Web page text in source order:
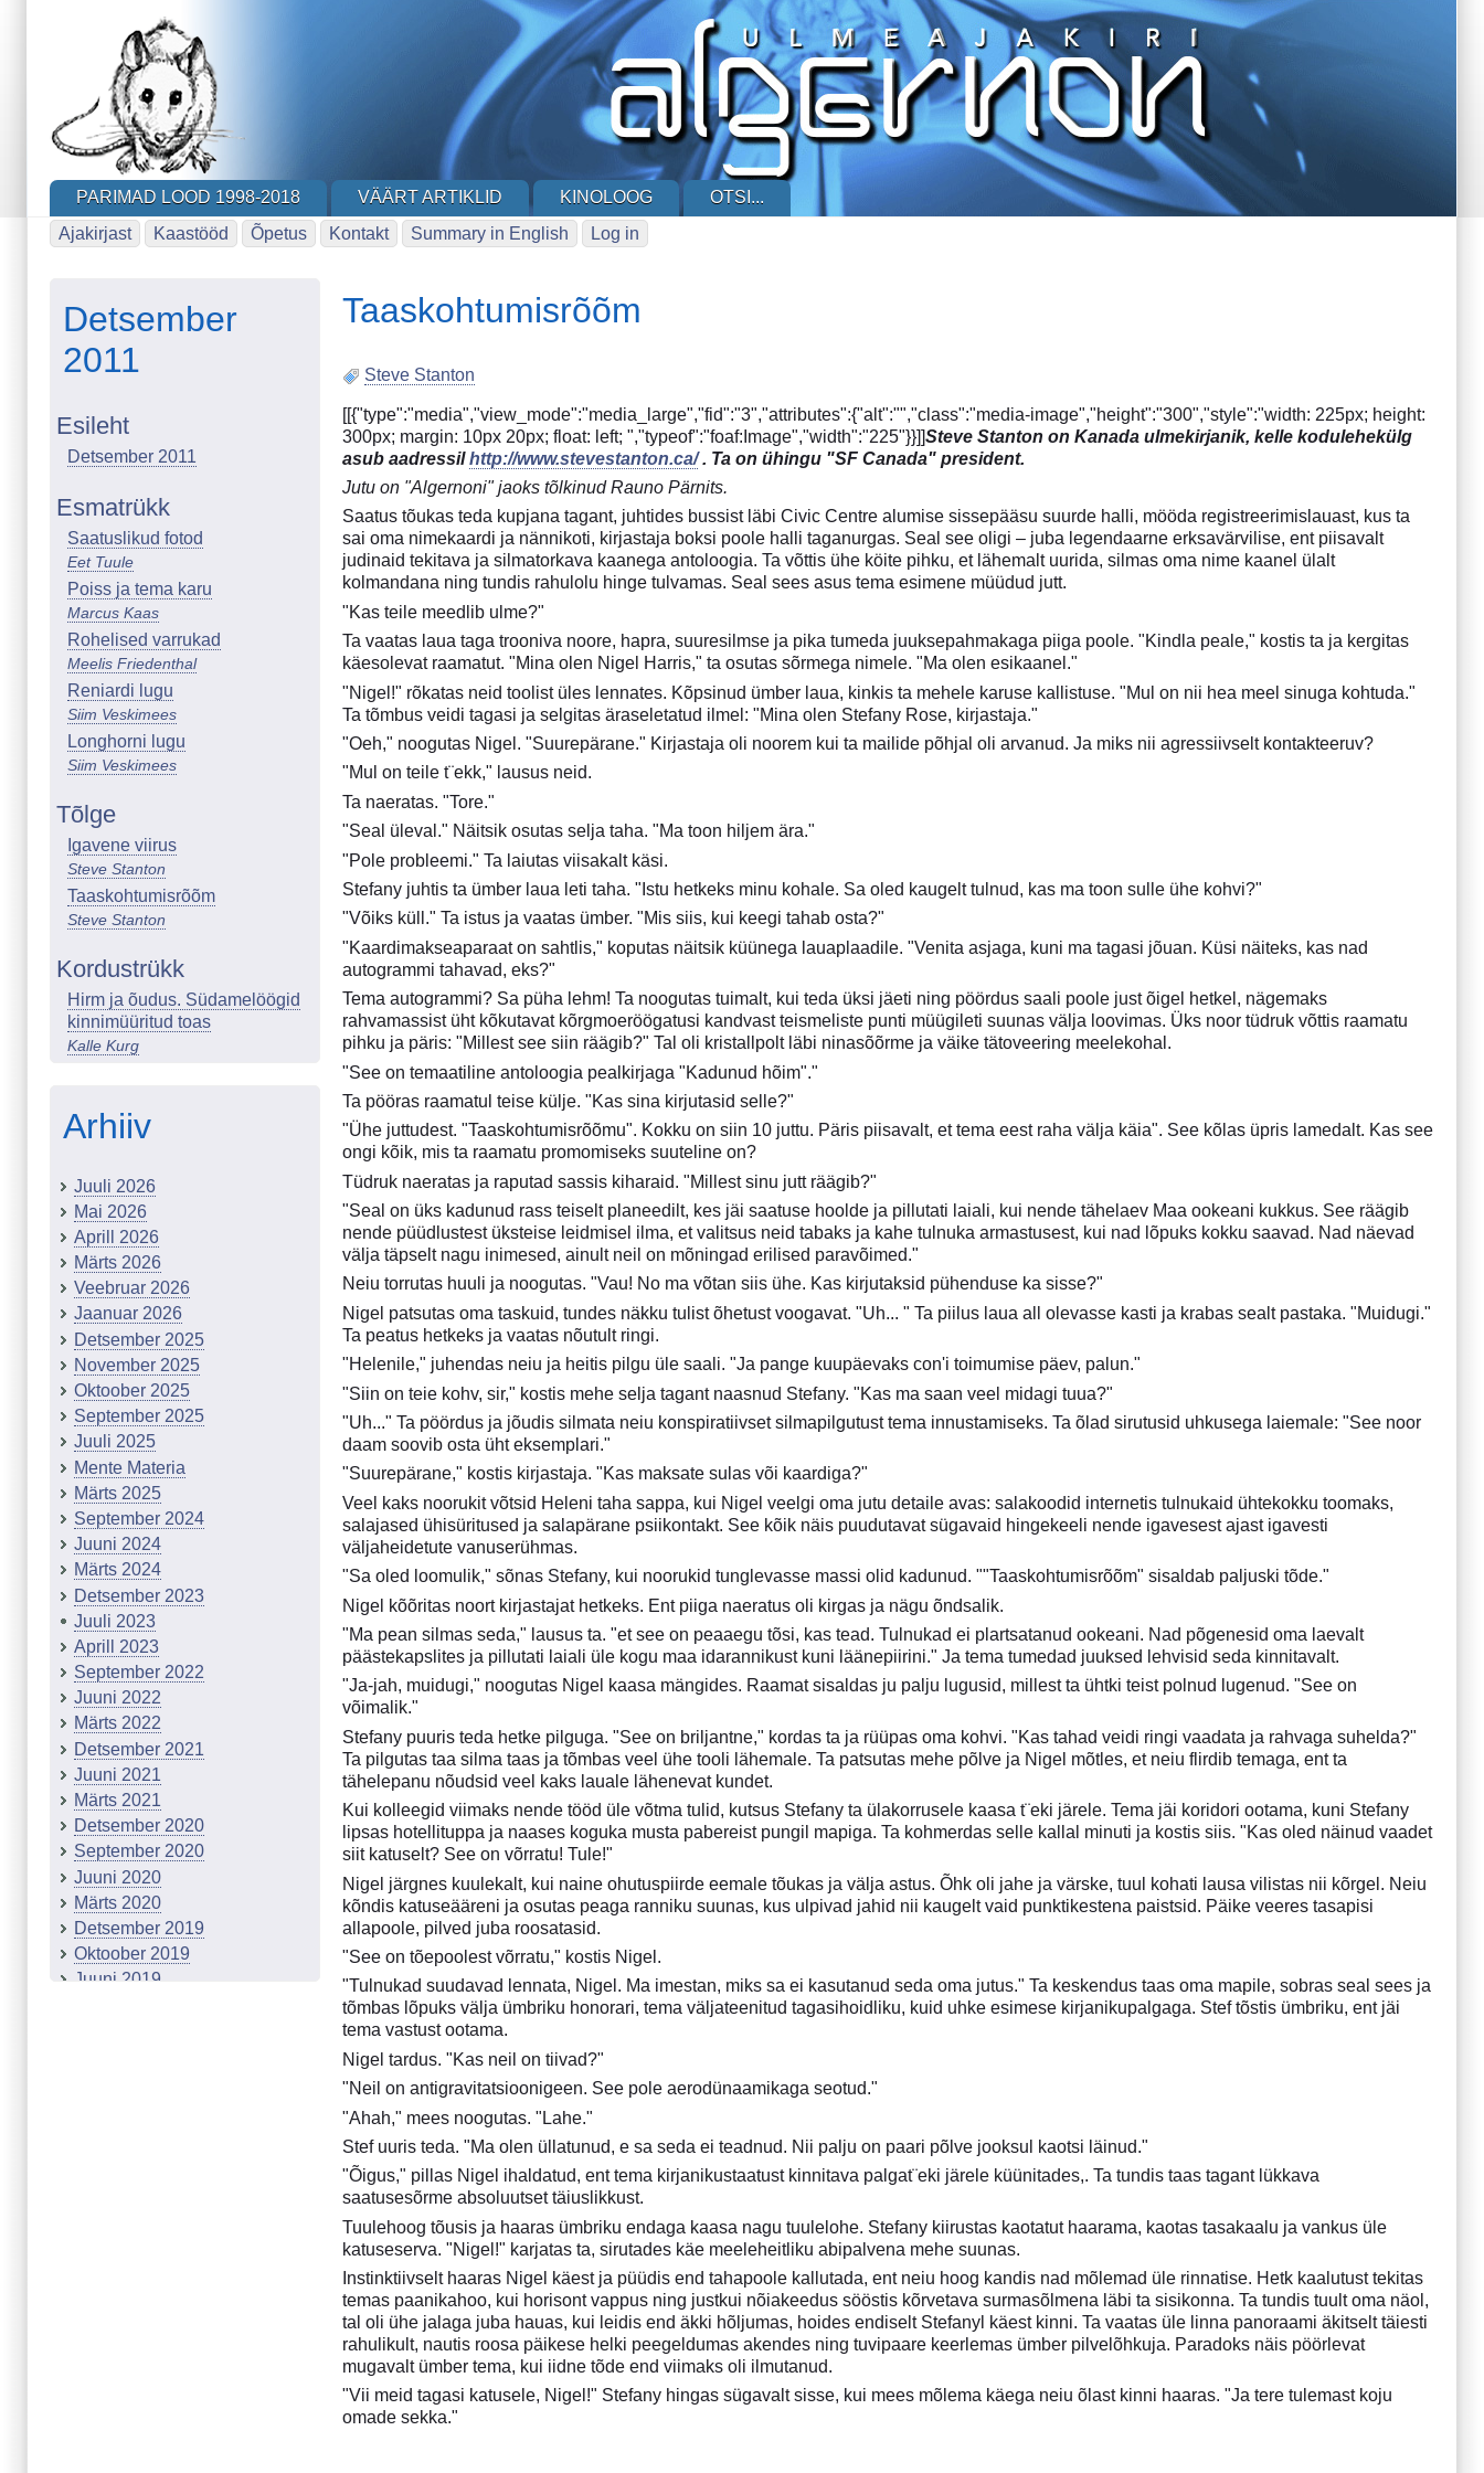
PARIMAD LOOD 1998-2018 VÄÄRT ARTIKLID KINOLOOG
OTSI...
Ajakirjast
Kaastööd Õpetus Kontakt Summary in English Log in
Detsember
2011
Esileht
Detsember 2011
Esmatrükk
Saatuslikud fotod
Eet Tuule
Poiss ja tema karu
Marcus Kaas
Rohelised varrukad
Meelis Friedenthal
Reniardi lugu
Siim Veskimees
Longhorni lugu
Siim Veskimees
Tõlge
Igavene viirus
Steve Stanton
Taaskohtumisrõõm
Steve Stanton
Kordustrükk
Hirm ja õudus. Südamelöögid
kinnimüüritud toas
Kalle Kurg
Arhiiv
Juuli 2026
Mai 2026
Aprill 2026
Märts 2026
Veebruar 2026
Jaanuar 2026
Detsember 2025
November 2025
Oktoober 2025
September 2025
Juuli 2025
Mente Materia
Märts 2025
September 2024
Juuni 2024
Märts 2024
Detsember 2023
Juuli 2023
Aprill 2023
September 2022
Juuni 2022
Märts 2022
Detsember 2021
Juuni 2021
Märts 2021
Detsember 2020
September 2020
Juuni 2020
Märts 2020
Detsember 2019
Oktoober 2019
Juuni 2019
Taaskohtumisrõõm
Steve Stanton
[[{"type":"media","view_mode":"media_large","fid":"3","attributes":{"alt":"","class":"media-image","height":"300","style":"width: 225px; height:
300px; margin: 10px 20px; float: left; ","typeof":"foaf:Image","width":"225"}}]]Steve Stanton on Kanada ulmekirjanik, kelle kodulehekülg
asub aadressilhttp://www.stevestanton.ca/. Ta on ühingu "SF Canada" president.
Jutu on "Algernoni" jaoks tõlkinud Rauno Pärnits.
Saatus tõukas teda kupjana tagant, juhtides bussist läbi Civic Centre alumise sissepääsu suurde halli, mööda registreerimislauast, kus ta
sai oma nimekaardi ja nännikoti, kirjastaja boksi poole halli taganurgas. Seal see oligi – juba legendaarne erksavärvilise, ent piisavalt
judinaid tekitava ja silmatorkava kaanega antoloogia. Ta võttis ühe köite pihku, et lähemalt uurida, silmas oma nime kaanel ülalt
kolmandana ning tundis rahulolu hinge tulvamas. Seal sees asus tema esimene müüdud jutt.
"Kas teile meedlib ulme?"
Ta vaatas laua taga trooniva noore, hapra, suuresilmse ja pika tumeda juuksepahmakaga piiga poole. "Kindla peale," kostis ta ja kergitas
käesolevat raamatut. "Mina olen Nigel Harris," ta osutas sõrmega nimele. "Ma olen esikaanel."
"Nigel!" rõkatas neid toolist üles lennates. Kõpsinud ümber laua, kinkis ta mehele karuse kallistuse. "Mul on nii hea meel sinuga kohtuda."
Ta tõmbus veidi tagasi ja selgitas äraseletatud ilmel: "Mina olen Stefany Rose, kirjastaja."
"Oeh," noogutas Nigel. "Suurepärane." Kirjastaja oli noorem kui ta mailide põhjal oli arvanud. Ja miks nii agressiivselt kontakteeruv?
"Mul on teile t¨ekk," lausus neid.
Ta naeratas. "Tore."
"Seal üleval." Näitsik osutas selja taha. "Ma toon hiljem ära."
"Pole probleemi." Ta laiutas viisakalt käsi.
Stefany juhtis ta ümber laua leti taha. "Istu hetkeks minu kohale. Sa oled kaugelt tulnud, kas ma toon sulle ühe kohvi?"
"Võiks küll." Ta istus ja vaatas ümber. "Mis siis, kui keegi tahab osta?"
"Kaardimakseaparaat on sahtlis," koputas näitsik küünega lauaplaadile. "Venita asjaga, kuni ma tagasi jõuan. Küsi näiteks, kas nad
autogrammi tahavad, eks?"
Tema autogrammi? Sa püha lehm! Ta noogutas tuimalt, kui teda üksi jäeti ning pöördus saali poole just õigel hetkel, nägemaks
rahvamassist üht kõkutavat kõrgmoeröögatusi kandvast teismeliste punti müügileti suunas välja loovimas. Üks noor tüdruk võttis raamatu
pihku ja päris: "Millest see siin räägib?" Tal oli kristallpolt läbi ninasõõrme ja väike tätoveering meelekohal.
"See on temaatiline antoloogia pealkirjaga "Kadunud hõim"."
Ta pööras raamatul teise külje. "Kas sina kirjutasid selle?"
"Ühe juttudest. "Taaskohtumisrõõmu". Kokku on siin 10 juttu. Päris piisavalt, et tema eest raha välja käia". See kõlas üpris lamedalt. Kas see
ongi kõik, mis ta raamatu promomiseks suuteline on?
Tüdruk naeratas ja raputad sassis kiharaid. "Millest sinu jutt räägib?"
"Seal on üks kadunud rass teiselt planeedilt, kes jäi saatuse hoolde ja pillutati laiali, kui nende tähelaev Maa ookeani kukkus. See räägib
nende püüdlustest üksteise leidmisel ilma, et valitsus neid tabaks ja kahe tulnuka armastusest, kui nad lõpuks kokku saavad. Nad näevad
välja täpselt nagu inimesed, ainult neil on mõningad erilised paravõimed."
Neiu torrutas huuli ja noogutas. "Vau! No ma võtan siis ühe. Kas kirjutaksid pühenduse ka sisse?"
Nigel patsutas oma taskuid, tundes näkku tulist õhetust voogavat. "Uh... " Ta piilus laua all olevasse kasti ja krabas sealt pastaka. "Muidugi."
Ta peatus hetkeks ja vaatas nõutult ringi.
"Helenile," juhendas neiu ja heitis pilgu üle saali. "Ja pange kuupäevaks con'i toimumise päev, palun."
"Siin on teie kohv, sir," kostis mehe selja tagant naasnud Stefany. "Kas ma saan veel midagi tuua?"
"Uh..." Ta pöördus ja jõudis silmata neiu konspiratiivset silmapilgutust tema innustamiseks. Ta õlad sirutusid uhkusega laiemale: "See noor
daam soovib osta üht eksemplari."
"Suurepärane," kostis kirjastaja. "Kas maksate sulas või kaardiga?"
Veel kaks noorukit võtsid Heleni taha sappa, kui Nigel veelgi oma jutu detaile avas: salakoodid internetis tulnukaid ühtekokku toomaks,
salajased ühisüritused ja salapärane psiikontakt. See kõik näis puudutavat sügavaid hingekeeli nende igavesest ajast igavesti
väljaheidetute vanuserühmas.
"Sa oled loomulik," sõnas Stefany, kui noorukid tunglevasse massi olid kadunud. ""Taaskohtumisrõõm" sisaldab paljuski tõde."
Nigel kõõritas noort kirjastajat hetkeks. Ent piiga naeratus oli kirgas ja nägu õndsalik.
"Ma pean silmas seda," lausus ta. "et see on peaaegu tõsi, kas tead. Tulnukad ei plartsatanud ookeani. Nad põgenesid oma laevalt
päästekapslites ja pillutati laiali üle kogu maa idarannikust kuni läänepiirini." Ja tema tumedad juuksed lehvisid seda kinnitavalt.
"Ja-jah, muidugi," noogutas Nigel kaasa mängides. Raamat sisaldas ju palju lugusid, millest ta ühtki teist polnud lugenud. "See on
võimalik."
Stefany puuris teda hetke pilguga. "See on briljantne," kordas ta ja rüüpas oma kohvi. "Kas tahad veidi ringi vaadata ja rahvaga suhelda?"
Ta pilgutas taa silma taas ja tõmbas veel ühe tooli lähemale. Ta patsutas mehe põlve ja Nigel mõtles, et neiu flirdib temaga, ent ta
tähelepanu nõudsid veel kaks lauale lähenevat kundet.
Kui kolleegid viimaks nende tööd üle võtma tulid, kutsus Stefany ta ülakorrusele kaasa t¨eki järele. Tema jäi koridori ootama, kuni Stefany
lipsas hotellituppa ja naases koguka musta pabereist pungil mapiga. Ta kohmerdas selle kallal minuti ja kostis siis. "Kas oled näinud vaadet
siit katuselt? See on võrratu! Tule!"
Nigel järgnes kuulekalt, kui naine ohutuspiirde eemale tõukas ja välja astus. Õhk oli jahe ja värske, tuul kohati lausa vilistas nii kõrgel. Neiu
kõndis katuseääreni ja osutas peaga ranniku suunas, kus ulpivad jahid nii kaugelt vaid punktikestena paistsid. Päike veeres tasapisi
allapoole, pilved juba roosatasid.
"See on tõepoolest võrratu," kostis Nigel.
"Tulnukad suudavad lennata, Nigel. Ma imestan, miks sa ei kasutanud seda oma jutus." Ta keskendus taas oma mapile, sobras seal sees ja
tõmbas lõpuks välja ümbriku honorari, tema väljateenitud tagasihoidliku, kuid uhke esimese kirjanikupalgaga. Stef tõstis ümbriku, ent jäi
tema vastust ootama.
Nigel tardus. "Kas neil on tiivad?"
"Neil on antigravitatsioonigeen. See pole aerodünaamikaga seotud."
"Ahah," mees noogutas. "Lahe."
Stef uuris teda. "Ma olen üllatunud, e sa seda ei teadnud. Nii palju on paari põlve jooksul kaotsi läinud."
"Õigus," pillas Nigel ihaldatud, ent tema kirjanikustaatust kinnitava palgat¨eki järele küünitades,. Ta tundis taas tagant lükkava
saatusesõrme absoluutset täiuslikkust.
Tuulehoog tõusis ja haaras ümbriku endaga kaasa nagu tuulelohe. Stefany kiirustas kaotatut haarama, kaotas tasakaalu ja vankus üle
katuseserva. "Nigel!" karjatas ta, sirutades käe meeleheitliku abipalvena mehe suunas.
Instinktiivselt haaras Nigel käest ja püüdis end tahapoole kallutada, ent neiu hoog kandis nad mõlemad üle rinnatise. Hetk kaalutust tekitas
temas paanikahoo, kui horisont vappus ning justkui nõiakeedus sööstis kõrvetava surmasõlmena läbi ta sisikonna. Ta tundis tuult oma näol,
tal oli ühe jalaga juba hauas, kui leidis end äkki hõljumas, hoides endiselt Stefanyl käest kinni. Ta vaatas üle linna panoraami äkitselt täiesti
rahulikult, nautis roosa päikese helki peegeldumas akendes ning tuvipaare keerlemas ümber pilvelõhkuja. Paradoks näis pöörlevat
mugavalt ümber tema, kui iidne tõde end viimaks oli ilmutanud.
"Vii meid tagasi katusele, Nigel!" Stefany hingas sügavalt sisse, kui mees mõlema käega neiu õlast kinni haaras. "Ja tere tulemast koju
omade sekka."